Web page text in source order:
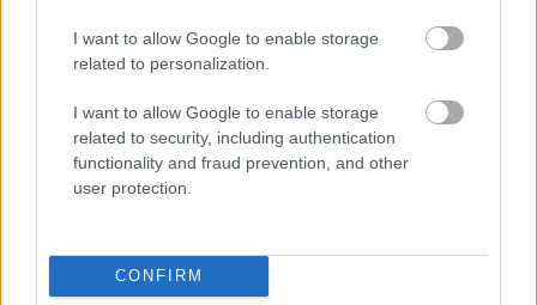
I want to allow Google to enable storage
related to personalization.
I want to allow Google to enable storage
related to security, including authentication
functionality and fraud prevention, and other
user protection.
CONFIRM